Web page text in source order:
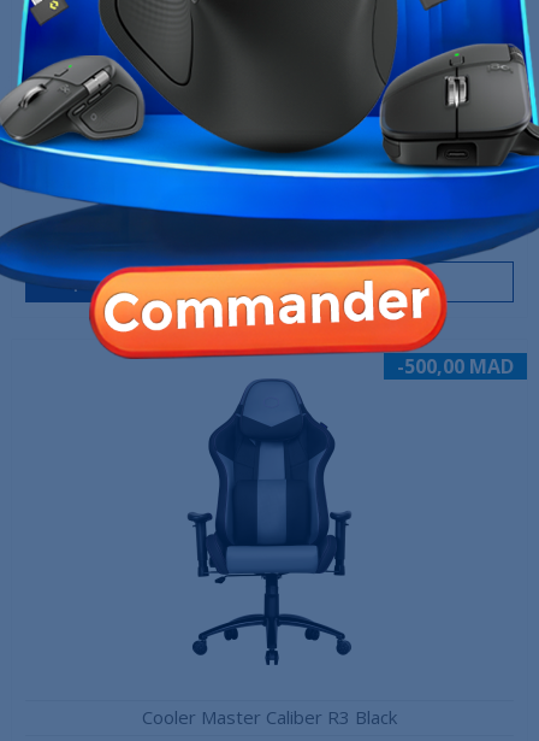
GTRONE I FLOOR MAT
399,00 MAD
-500,00 MAD
Cooler Master Caliber R3 Black